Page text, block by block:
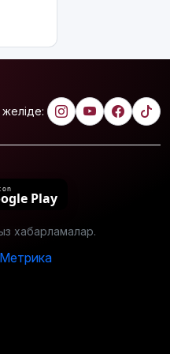
желіде:
on
Play
хабарламалар.